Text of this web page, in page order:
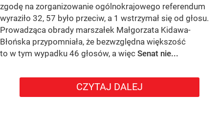
zgodę na zorganizowanie ogólnokrajowego referendum
wyraziło 32, 57 było przeciw, a 1 wstrzymał się od głosu.
Prowadząca obrady marszałek Małgorzata Kidawa-
Błońska przypomniała, że bezwzględna większość
to w tym wypadku 46 głosów, a więc Senat nie...
CZYTAJ DALEJ